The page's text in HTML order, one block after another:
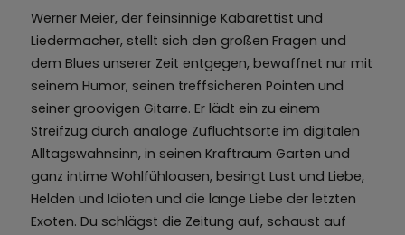
Werner Meier, der feinsinnige Kabarettist und
Liedermacher, stellt sich den großen Fragen und
dem Blues unserer Zeit entgegen, bewaffnet nur mit
seinem Humor, seinen treffsicheren Pointen und
seiner groovigen Gitarre. Er lädt ein zu einem
Streifzug durch analoge Zufluchtsorte im digitalen
Alltagswahnsinn, in seinen Kraftraum Garten und
ganz intime Wohlfühloasen, besingt Lust und Liebe,
Helden und Idioten und die lange Liebe der letzten
Exoten. Du schlägst die Zeitung auf, schaust auf